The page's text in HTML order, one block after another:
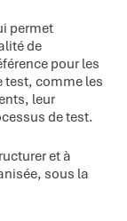
permet
de
pour les
test, comme les
leur
de test.
et à
sous la